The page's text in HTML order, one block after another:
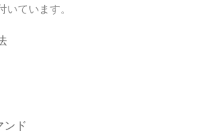
ています。
ンド